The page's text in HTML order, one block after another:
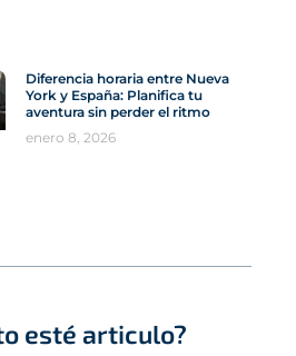
Diferencia horaria entre Nueva
York y España: Planifica tu
aventura sin perder el ritmo
enero 8, 2026
esté articulo?